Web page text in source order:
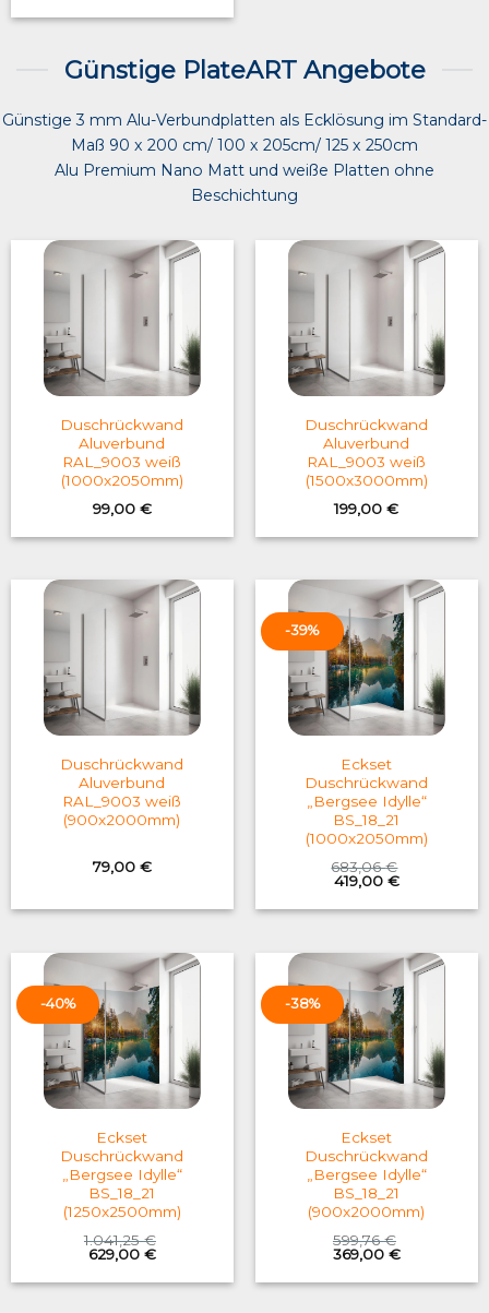
Günstige PlateART Angebote
Günstige 3 mm Alu-Verbundplatten als Ecklösung im Standard-
Maß 90 x 200 cm/ 100 x 205cm/ 125 x 250cm
Alu Premium Nano Matt und weiße Platten ohne
Beschichtung
Duschrückwand
Aluverbund
RAL_9003 weiß
(1000x2050mm)
99,00 €
Duschrückwand
Aluverbund
RAL_9003 weiß
(1500x3000mm)
199,00€
Duschrückwand
Aluverbund
RAL_9003 weiß
(900x2000mm)
79,00 €
-39%
Eckset
Duschrückwand
„Bergsee Idylle“
BS_18_21
(1000x2050mm)
683,06€
Original
price
was:
419,00 €Current
is:
-40%
Eckset
Duschrückwand
„Bergsee Idylle“
BS_18_21
(1250x2500mm)
1.041,25€
Original
price
was:
629,00 €Current
is:
-38%
Eckset
Duschrückwand
„Bergsee Idylle“
BS_18_21
(900x2000mm)
599,76€
Original
price
was:
369,00 €Current
is: